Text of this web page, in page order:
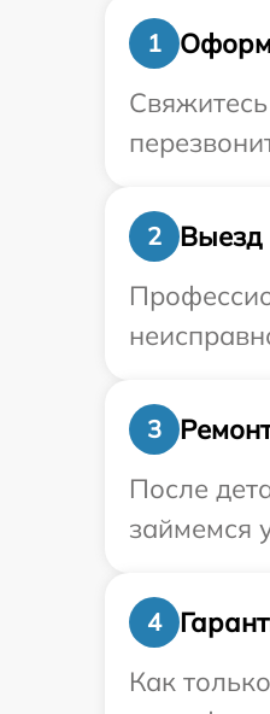
1
2
Выезд
3
После
займемся
4
Как